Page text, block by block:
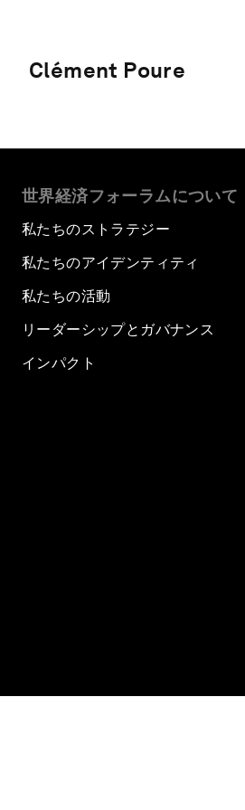
Clément Poure
世界経済フォーラムについて
私たちのストラテジー
私たちのアイデンティティ
私たちの活動
リーダーシップとガバナンス
インパクト